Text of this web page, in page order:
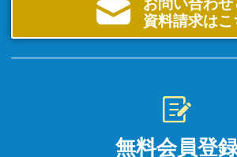
資料請求はこ
無料会員登